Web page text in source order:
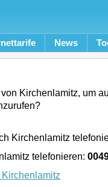
News
Kirchenlamitz, um
Kirchenlamitz
telefonieren:
Kirchenlamitz